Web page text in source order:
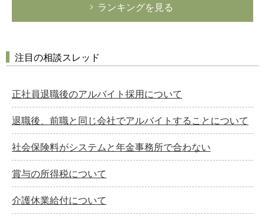
ランキングを見る
注目の相談スレッド
正社員退職後のアルバイト採用について
退職後、前職と同じ会社でアルバイトすることについて
社会保険料がシステムと年金事務所で合わない
賞与の所得税について
介護休業給付について